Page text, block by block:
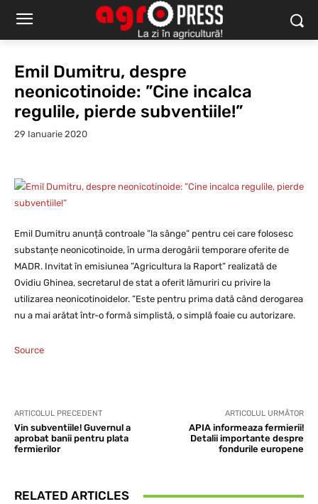
Emil Dumitru, despre
neonicotinoide: ”Cine incalca
regulile, pierde subventiile!”
29 Ianuarie 2020
Emil Dumitru anunță controale ”la sânge” pentru cei care folosesc
substanțe neonicotinoide, în urma derogării temporare oferite de
MADR. Invitat în emisiunea ”Agricultura la Raport” realizată de
Ovidiu Ghinea, secretarul de stat a oferit lămuriri cu privire la
utilizarea neonicotinoidelor. ”Este pentru prima dată când derogarea
nu a mai arătat într-o formă simplistă, o simplă foaie cu autorizare.
Source
ARTICOLUL PRECEDENT
Vin subventiile! Guvernul a
aprobat banii pentru plata
fermierilor
ARTICOLUL URMĂTOR
APIA informeaza fermierii!
Detalii importante despre
fondurile europene
RELATED ARTICLES